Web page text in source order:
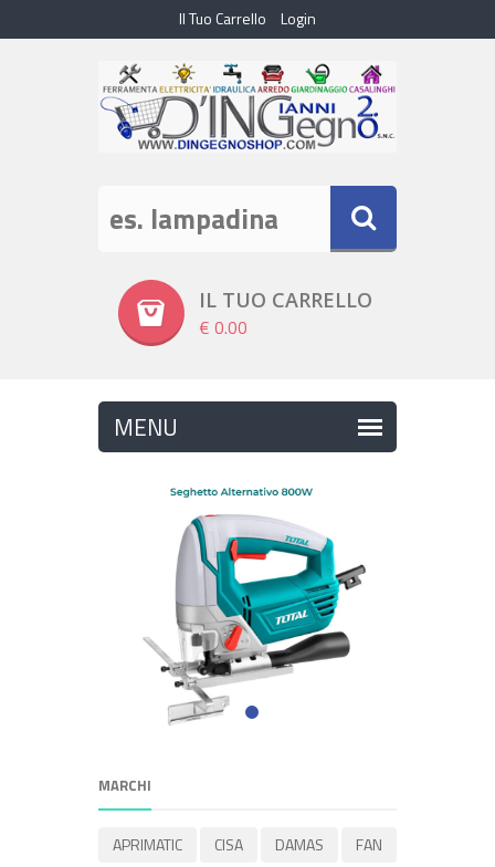
Il Tuo Carrello Login
IL TUO CARRELLO
€ 0.00
MARCHI
APRIMATIC CISA DAMAS
FAN